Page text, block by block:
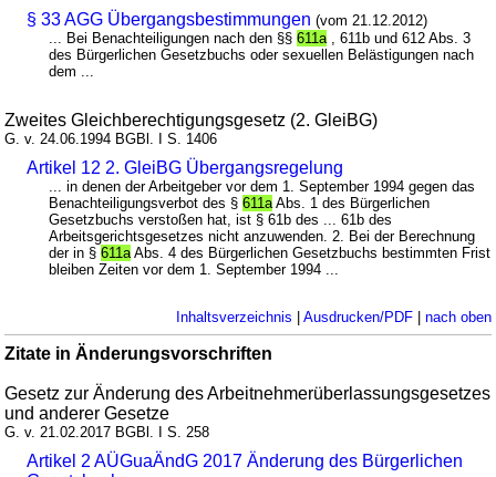
§ 33 AGG Übergangsbestimmungen (vom 21.12.2012)
... Bei Benachteiligungen nach den §§611a , 611b und 612 Abs. 3
des Bürgerlichen Gesetzbuchs oder sexuellen Belästigungen nach
dem ...
Zweites Gleichberechtigungsgesetz (2. GleiBG)
G. v. 24.06.1994 BGBl. I S. 1406
Artikel 12 2. GleiBG Übergangsregelung
... in denen der Arbeitgeber vor dem 1. September 1994 gegen das
Benachteiligungsverbot des §611a Abs. 1 des Bürgerlichen
Gesetzbuchs verstoßen hat, ist § 61b des ... 61b des
Arbeitsgerichtsgesetzes nicht anzuwenden. 2. Bei der Berechnung
der in §611a Abs. 4 des Bürgerlichen Gesetzbuchs bestimmten Frist
bleiben Zeiten vor dem 1. September 1994 ...
Inhaltsverzeichnis | Ausdrucken/PDF| nach oben
Zitate in Änderungsvorschriften
Gesetz zur Änderung des Arbeitnehmerüberlassungsgesetzes
und anderer Gesetze
G. v. 21.02.2017 BGBl. I S. 258
Artikel 2 AÜGuaÄndG 2017 Änderung des Bürgerlichen